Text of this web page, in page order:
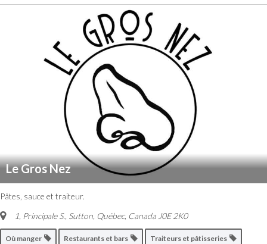
Le Gros Nez
Pâtes, sauce et traiteur.
1, Principale S., Sutton, Québec, CanadaJ0E 2K0
Où manger Restaurants et bars Traiteurs et pâtisseries